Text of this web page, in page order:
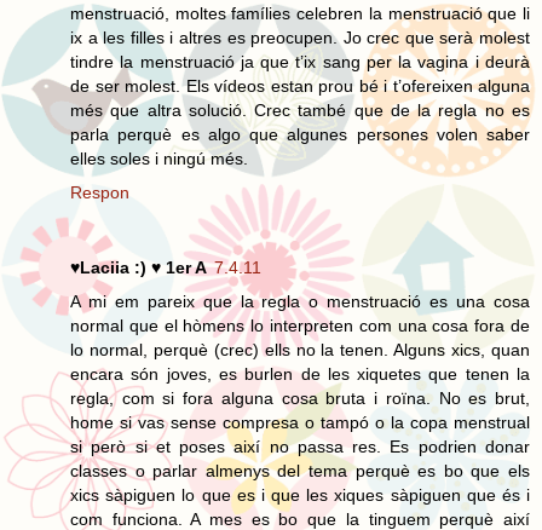
menstruació, moltes famílies celebren la menstruació que li
ix a les filles i altres es preocupen. Jo crec que serà molest
tindre la menstruació ja que t’ix sang per la vagina i deurà
de ser molest. Els vídeos estan prou bé i t’ofereixen alguna
més que altra solució. Crec també que de la regla no es
parla perquè es algo que algunes persones volen saber
elles soles i ningú més.
Respon
♥Laciia :) ♥ 1er A 7.4.11
A mi em pareix que la regla o menstruació es una cosa
normal que el hòmens lo interpreten com una cosa fora de
lo normal, perquè (crec) ells no la tenen. Alguns xics, quan
encara són joves, es burlen de les xiquetes que tenen la
regla, com si fora alguna cosa bruta i roïna. No es brut,
home si vas sense compresa o tampó o la copa menstrual
si però si et poses així no passa res. Es podrien donar
classes o parlar almenys del tema perquè es bo que els
xics sàpiguen lo que es i que les xiques sàpiguen que és i
com funciona. A mes es bo que la tinguem perquè així